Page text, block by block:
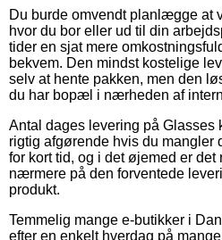
Du burde omvendt planlægge at
hvor du bor eller ud til din
tider en sjat mere
bekvem. Den mindst kostelige
selv at hente pakken, men den
du har bopæl i nærheden af
Antal dages levering på
rigtig afgørende hvis du mangler
for kort tid, og i det øjemed er
nærmere på den forventede
produkt.
Temmelig mange e-butikker i
efter en enkelt hverdag på